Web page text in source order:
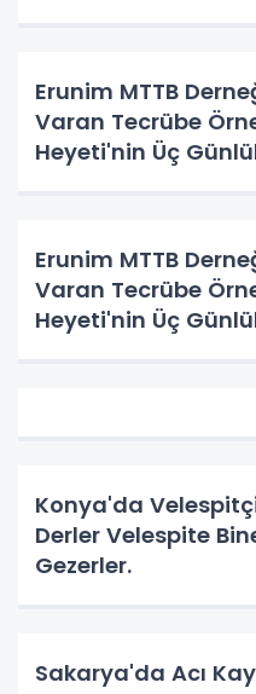
Erunim MTTB
Varan Tecrübe
Heyeti'nin Üç
Erunim MTTB
Varan Tecrübe
Heyeti'nin Üç
Konya'da
Derler Velespite
Gezerler.
Sakarya'da Acı